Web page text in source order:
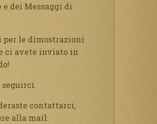
e dei Messaggi di
per le dimostrazioni
ci avete inviato in
seguirci.
contattarci,
alla mail: